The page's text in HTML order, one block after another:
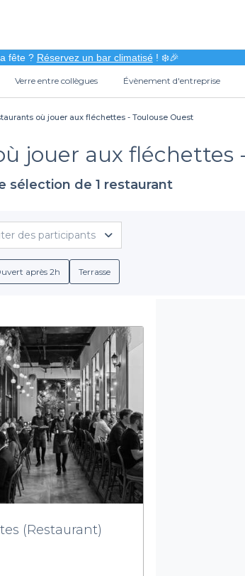
fête ? Réservez un bar climatisé! ❄️🎉
Verre entre collègues Évènement d'entreprise
où jouer aux fléchettes - Toulouse Ouest
jouer aux fléchettes
sélection de 1 restaurant
des participants
après 2h Terrasse
(Restaurant)